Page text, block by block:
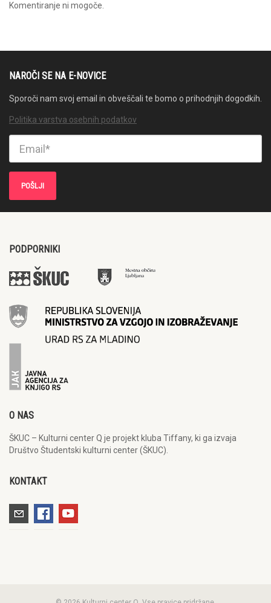
Komentiranje ni mogoče.
NAROČI SE NA E-NOVICE
Sporoči nam svoj email in obveščali te bomo o prihodnjih dogodkih.
Politika varstva osebnih podatkov
PODPORNIKI
O NAS
ŠKUC – Kulturni center Q je projekt kluba Tiffany, ki ga izvaja
Društvo Študentski kulturni center (ŠKUC).
KONTAKT